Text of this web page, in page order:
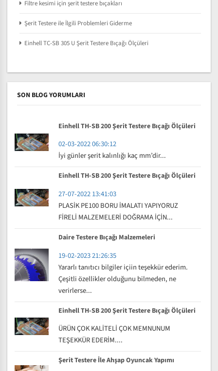
Filtre kesimi için şerit testere bıçakları
Şerit Testere ile İlgili Problemleri Giderme
Einhell TC-SB 305 U Şerit Testere Bıçağı Ölçüleri
SON BLOG YORUMLARI
Einhell TH-SB 200 Şerit Testere Bıçağı Ölçüleri
02-03-2022 06:30:12
İyi günler şerit kalınlığı kaç mm’dir...
Einhell TH-SB 200 Şerit Testere Bıçağı Ölçüleri
27-07-2022 13:41:03
PLASİK PE100 BORU İMALATI YAPIYORUZ
FİRELİ MALZEMELERİ DOĞRAMA İÇİN...
Daire Testere Bıçağı Malzemeleri
19-02-2023 21:26:35
Yararlı tanıtıcı bilgiler içiin teşekkür ederim.
Çeşitli özellikler olduğunu bilmeden, ne
verirlerse...
Einhell TH-SB 200 Şerit Testere Bıçağı Ölçüleri
ÜRÜN ÇOK KALİTELİ ÇOK MEMNUNUM
TEŞEKKÜR EDERİM....
Şerit Testere İle Ahşap Oyuncak Yapımı